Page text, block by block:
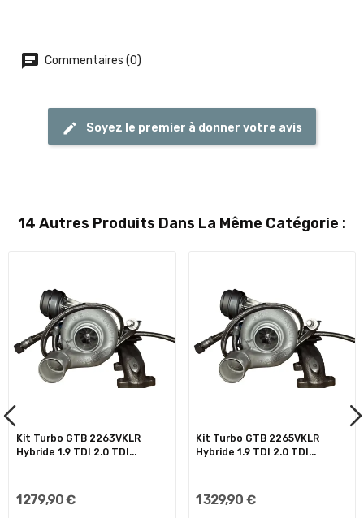
Commentaires (0)
Soyez le premier à donner votre avis
14 Autres Produits Dans La Même Catégorie :
Kit Turbo GTB 2263VKLR
Hybride 1.9 TDI 2.0 TDI...
1 279,90 €
Kit Turbo GTB 2265VKLR
Hybride 1.9 TDI 2.0 TDI...
1 329,90 €